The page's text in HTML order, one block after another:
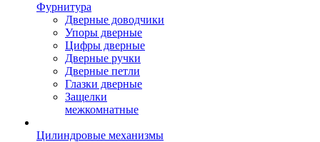
Фурнитура
Дверные доводчики
Упоры дверные
Цифры дверные
Дверные ручки
Дверные петли
Глазки дверные
Защелки
межкомнатные
Цилиндровые механизмы